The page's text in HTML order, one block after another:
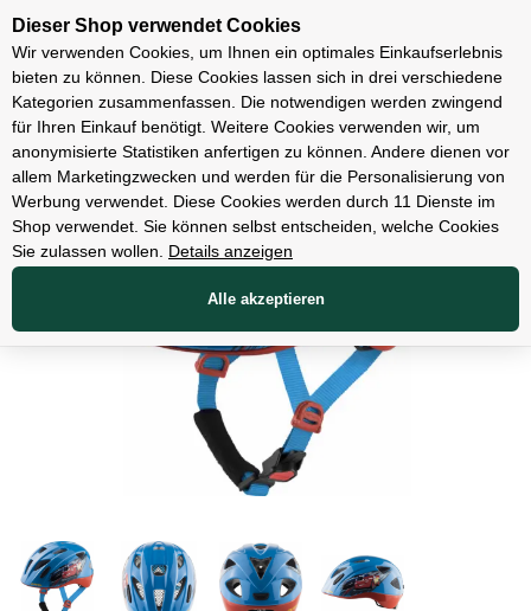
Unsere Filialen
Bekleidung
Dieser Shop verwendet Cookies
Wir verwenden Cookies, um Ihnen ein optimales Einkaufserlebnis
bieten zu können. Diese Cookies lassen sich in drei verschiedene
Kategorien zusammenfassen. Die notwendigen werden zwingend
für Ihren Einkauf benötigt. Weitere Cookies verwenden wir, um
anonymisierte Statistiken anfertigen zu können. Andere dienen vor
allem Marketingzwecken und werden für die Personalisierung von
Werbung verwendet. Diese Cookies werden durch 11 Dienste im
Shop verwendet. Sie können selbst entscheiden, welche Cookies
Sie zulassen wollen.
Details anzeigen
Alle akzeptieren